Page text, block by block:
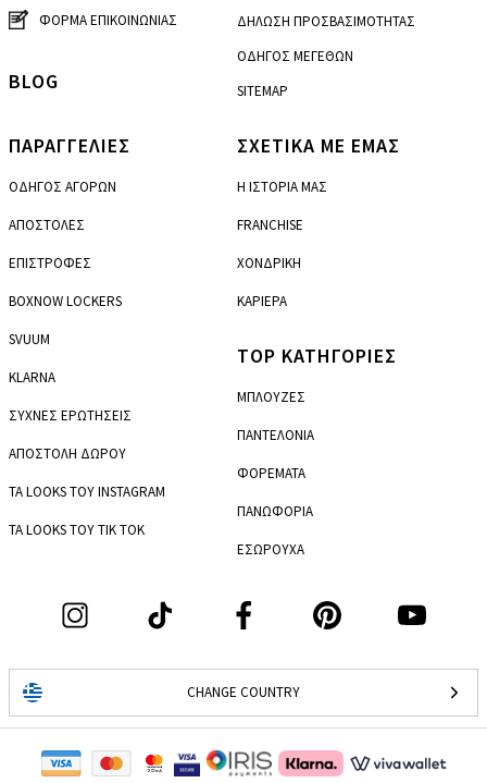
ΦΟΡΜΑ ΕΠΙΚΟΙΝΩΝΙΑΣ
ΠΑΡΑΓΓΕΛΙΕΣ
ΟΔΗΓΟΣ ΑΓΟΡΩΝ
ΑΠΟΣΤΟΛΕΣ
ΕΠΙΣΤΡΟΦΕΣ
BOXNOW LOCKERS
SVUUM
KLARNA
ΣΥΧΝΕΣ ΕΡΩΤΗΣΕΙΣ
ΑΠΟΣΤΟΛΗ ΔΩΡΟΥ
ΤΑ LOOKS ΤΟΥ INSTAGRAM
ΤΑ LOOKS ΤΟΥ TIK TOK
ΔΗΛΩΣΗ ΠΡΟΣΒΑΣΙΜΟΤΗΤΑΣ
ΟΔΗΓΟΣ ΜΕΓΕΘΩΝ
SITEMAP
ΣΧΕΤΙΚΑ ΜΕ ΕΜΑΣ
Η ΙΣΤΟΡΙΑ ΜΑΣ
FRANCHISE
ΧΟΝΔΡΙΚΗ
ΚΑΡΙΕΡΑ
CHANGE COUNTRY
TOP ΚΑΤΗΓΟΡΙΕΣ
ΜΠΛΟΥΖΕΣ
ΠΑΝΤΕΛΟΝΙΑ
ΦΟΡΕΜΑΤΑ
ΠΑΝΩΦΟΡΙΑ
ΕΣΩΡΟΥΧΑ
BLOG